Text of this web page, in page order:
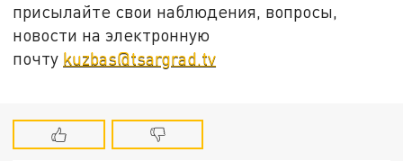
присылайте свои наблюдения, вопросы,
новости на электронную
почту kuzbas@tsargrad.tv